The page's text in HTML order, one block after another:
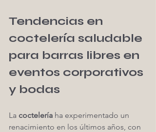
Tendencias en
coctelería saludable
para barras libres en
eventos corporativos
y bodas
La coctelería ha experimentado un
renacimiento en los últimos años, con